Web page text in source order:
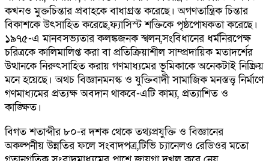
কখনও মুক্তচিন্তার প্রবাহকে বাধাগ্রস্ত করেছে। অগণতান্ত্রিক চিন্তার
বিকাশকে উৎসাহিত করেছে,ফ্যাসিস্ট শক্তিকে পৃষ্ঠপোষকতা করেছে।
১৯৭৫-এ মানবসভ্যতার কলঙ্কজনক স্খলন,সংবিধানের ধর্মনিরপেক্ষ
চরিত্রকে কালিমালিপ্ত করা বা প্রতিক্রিয়াশীল সাম্প্রদায়িক মতাদর্শের
উত্থানকে নিরুৎসাহিত করায় গণমাধ্যমের ভূমিকাকে অনেকটাই নিষ্ক্রিয়
মনে হয়েছে। অথচ বিজ্ঞানমনস্ক ও যুক্তিবাদী সামাজিক মনস্তত্ত্ব নির্মাণে
গণমাধ্যমের প্রত্যক্ষ অবদান থাকবে-এটি কাম্য, প্রত্যাশিত ও
কাঙ্ক্ষিত।
বিগত শতাব্দীর ৮০-র দশক থেকে তথ্যপ্রযুক্তি ও বিজ্ঞানের
অকল্পনীয় উন্নতির ফলে সংবাদপত্র,টিভি চ্যানেলও রেডিওর মতো